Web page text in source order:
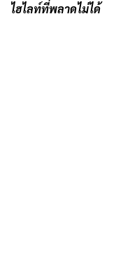
ไฮไลท์ที่พลาดไม่ได้